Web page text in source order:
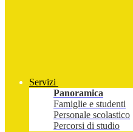
Servizi
Panoramica
Famiglie e studenti
Personale scolastico
Percorsi di studio